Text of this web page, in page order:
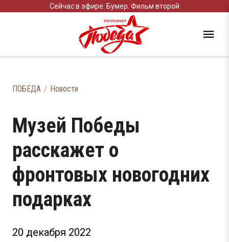
Сейчас в эфире: Бумер. Фильм второй
ПОБЕДА Новости
Музей Победы
расскажет о
фронтовых новогодних
подарках
20 декабря 2022